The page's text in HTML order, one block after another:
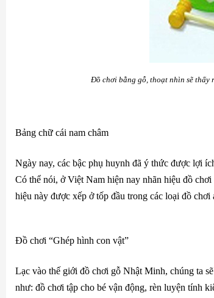
Đồ chơi bằng gỗ, thoạt nhìn sẽ thấy
Bảng chữ cái nam châm
Ngày nay, các bậc phụ huynh đã ý thức được lợi
Có thể nói, ở Việt Nam hiện nay nhãn hiệu đồ
hiệu này được xếp ở tốp đầu trong các loại đồ
Đồ chơi “Ghép hình con vật”
Lạc vào thế giới đồ chơi gỗ Nhật Minh, chúng ta
như: đồ chơi tập cho bé vận động, rèn luyện tính